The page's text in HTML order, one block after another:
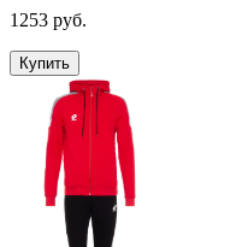
1253 руб.
Купить